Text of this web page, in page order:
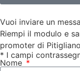
Vuoi inviare un
Riempi il modulo e
promoter di
* I campi
Nome